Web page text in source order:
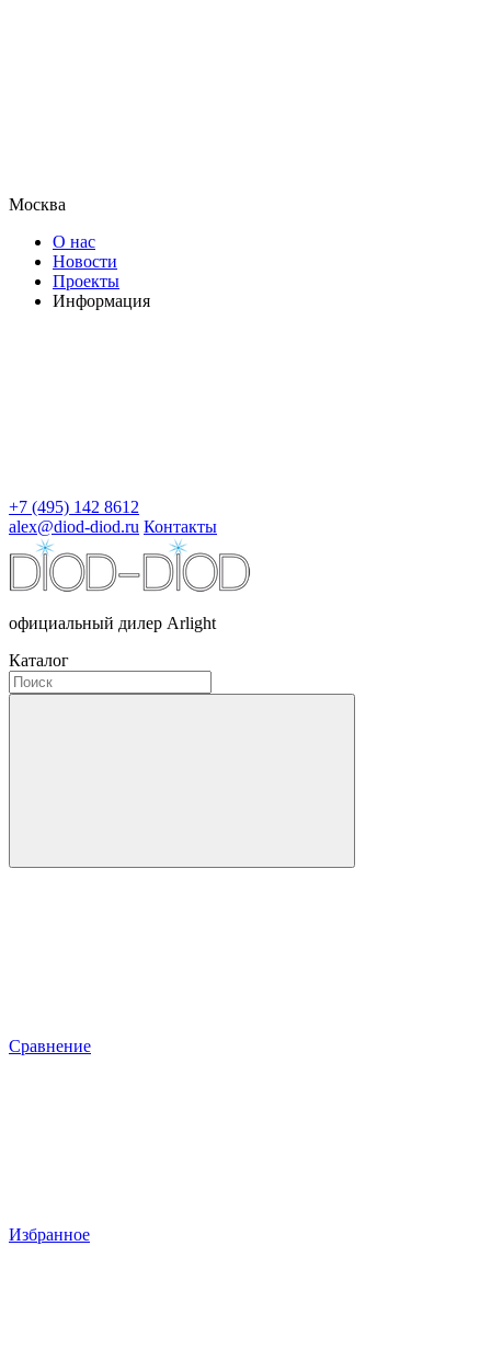
Москва
О нас
Новости
Проекты
Информация
+7 (495) 142 8612
alex@diod-diod.ru Контакты
официальный дилер Arlight
Каталог
Сравнение
Избранное